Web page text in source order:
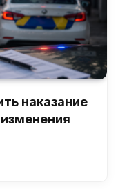
наказание